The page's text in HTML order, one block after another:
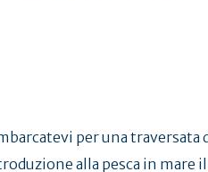
per una
alla pesca in mare